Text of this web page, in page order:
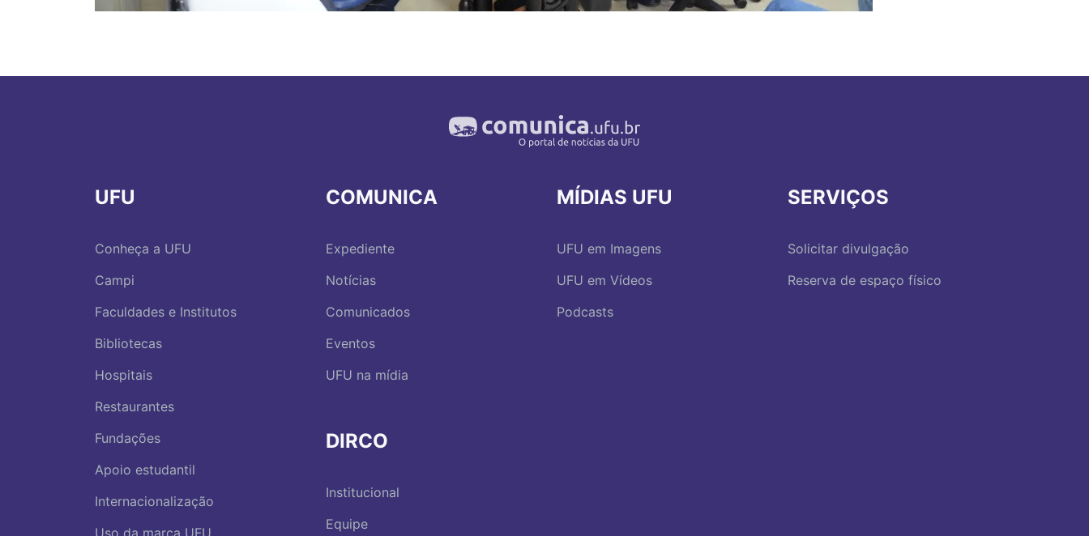
UFU
Conheça a UFU
Campi
Faculdades e Institutos
Bibliotecas
Hospitais
Restaurantes
Fundações
Apoio estudantil
Internacionalização
COMUNICA
Expediente
Notícias
Comunicados
Eventos
UFU na mídia
DIRCO
Institucional
Equipe
MÍDIAS UFU
UFU em Imagens
UFU em Vídeos
Podcasts
SERVIÇOS
Solicitar divulgação
Reserva de espaço físico